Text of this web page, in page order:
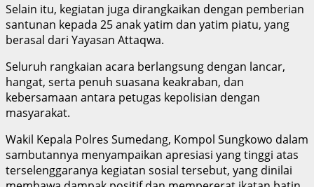
Selain itu, kegiatan juga dirangkaikan dengan pemberian
santunan kepada 25 anak yatim dan yatim piatu, yang
berasal dari Yayasan Attaqwa.
Seluruh rangkaian acara berlangsung dengan lancar,
hangat, serta penuh suasana keakraban, dan
kebersamaan antara petugas kepolisian dengan
masyarakat.
Wakil Kepala Polres Sumedang, Kompol Sungkowo dalam
sambutannya menyampaikan apresiasi yang tinggi atas
terselenggaranya kegiatan sosial tersebut, yang dinilai